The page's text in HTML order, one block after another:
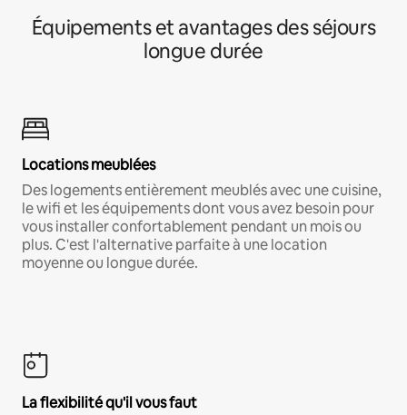
Équipements et avantages des séjours
longue durée
Locations meublées
Des logements entièrement meublés avec une cuisine,
le wifi et les équipements dont vous avez besoin pour
vous installer confortablement pendant un mois ou
plus. C'est l'alternative parfaite à une location
moyenne ou longue durée.
La flexibilité qu'il vous faut